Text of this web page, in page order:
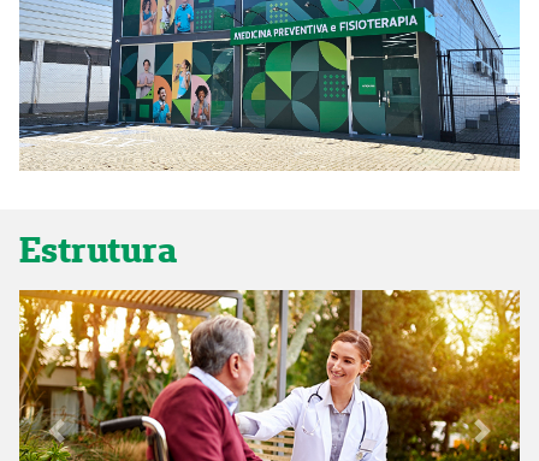
Estrutura
Previous Next